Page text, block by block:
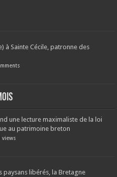
à Sainte Cécile, patronne des
une lecture maximaliste de la loi
au patrimoine breton
views
paysans libérés, la Bretagne